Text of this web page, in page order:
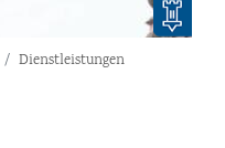
Dienstleistungen